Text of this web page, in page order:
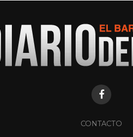
CONTACTO